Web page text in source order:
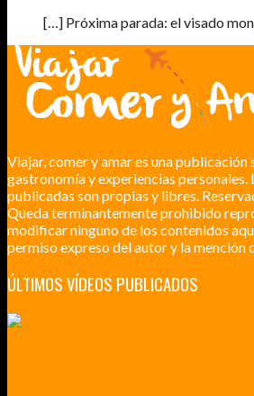
[…] Próxima parada: el visado
Viajar, comer y amar es una publicación
gastronomía y experiencias personales.
publicadas son propias y libres.
Queda terminantemente prohibido
modificar ninguno de los contenidos
permiso expreso del autor y la mención
ÚLTIMOS VÍDEOS PUBLICADOS